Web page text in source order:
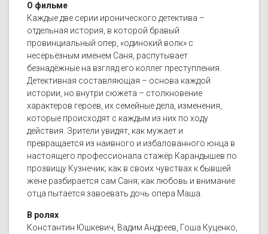
О фильме
Каждые две серии иронического детектива –
отдельная история, в которой бравый
провинциальный опер, «одинокий волк» с
несерьёзным именем Саня, распутывает
безнадёжные на взгляд его коллег преступления.
Детективная составляющая – основа каждой
истории, но внутри сюжета – столкновение
характеров героев, их семейные дела, изменения,
которые происходят с каждым из них по ходу
действия. Зрители увидят, как мужает и
превращается из наивного и избалованного юнца в
настоящего профессионала стажёр Карандышев по
прозвищу Кузнечик; как в своих чувствах к бывшей
жене разбирается сам Саня; как любовь и внимание
отца пытается завоевать дочь опера Маша.
В ролях
Константин Юшкевич, Вадим Андреев, Гоша Куценко,